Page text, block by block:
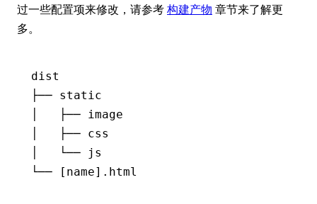
过一些配置项来修改，请参考构建产物 章节来了解更
多。
dist
├── static
   ├──
image
   ├──
css
   └──
js
└── [name].html